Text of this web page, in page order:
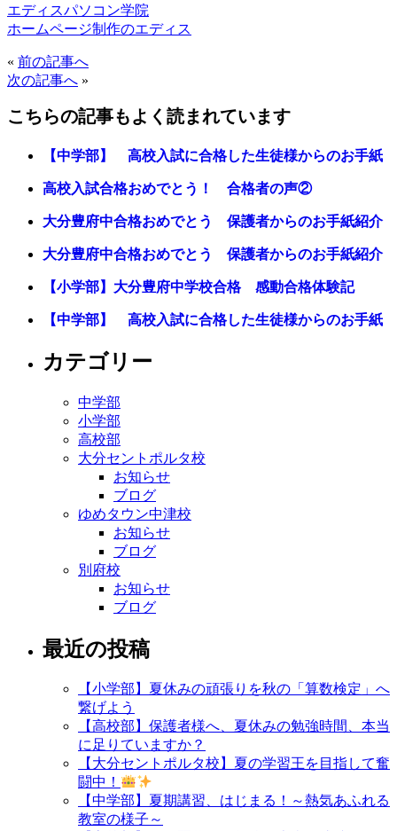
エディスパソコン学院
ホームページ制作のエディス
« 前の記事へ
次の記事へ »
こちらの記事もよく読まれています
【中学部】 高校入試に合格した生徒様からのお手紙
高校入試合格おめでとう！ 合格者の声②
大分豊府中合格おめでとう 保護者からのお手紙紹介
大分豊府中合格おめでとう 保護者からのお手紙紹介
【小学部】大分豊府中学校合格 感動合格体験記
【中学部】 高校入試に合格した生徒様からのお手紙
カテゴリー
中学部
小学部
高校部
大分セントポルタ校
お知らせ
ブログ
ゆめタウン中津校
お知らせ
ブログ
別府校
お知らせ
ブログ
最近の投稿
【小学部】夏休みの頑張りを秋の「算数検定」へ
繋げよう
【高校部】保護者様へ、夏休みの勉強時間、本当
に足りていますか？
【大分セントポルタ校】夏の学習王を目指して奮
闘中！
【中学部】夏期講習、はじまる！～熱気あふれる
教室の様子～